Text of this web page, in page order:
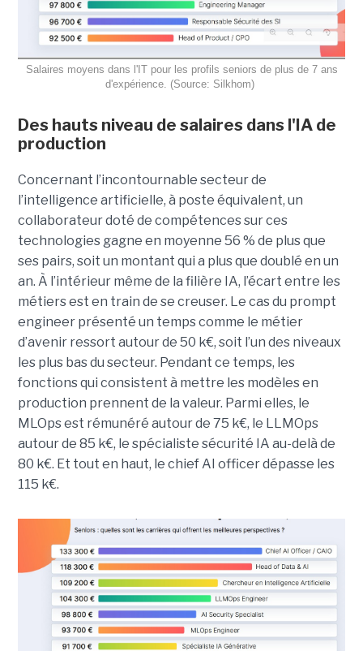
Salaires moyens dans l'IT pour les profils seniors de plus de 7 ans
d'expérience. (Source: Silkhom)
Des hauts niveau de salaires dans l'IA de
production
Concernant l’incontournable secteur de
l’intelligence artificielle, à poste équivalent, un
collaborateur doté de compétences sur ces
technologies gagne en moyenne 56 % de plus que
ses pairs, soit un montant qui a plus que doublé en un
an. À l’intérieur même de la filière IA, l’écart entre les
métiers est en train de se creuser. Le cas du prompt
engineer présenté un temps comme le métier
d’avenir ressort autour de 50 k€, soit l’un des niveaux
les plus bas du secteur. Pendant ce temps, les
fonctions qui consistent à mettre les modèles en
production prennent de la valeur. Parmi elles, le
MLOps est rémunéré autour de 75 k€, le LLMOps
autour de 85 k€, le spécialiste sécurité IA au-delà de
80 k€. Et tout en haut, le chief AI officer dépasse les
115 k€.